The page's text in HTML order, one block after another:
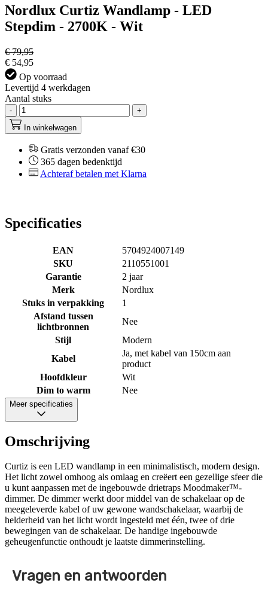
Nordlux Curtiz Wandlamp - LED
Stepdim - 2700K - Wit
€ 79,95
€ 54,95
Op voorraad
Levertijd 4 werkdagen
Aantal stuks
-
+
In winkelwagen
Gratis verzonden vanaf €30
365 dagen bedenktijd
Achteraf betalen met Klarna
Specificaties
EAN
5704924007149
SKU
2110551001
Garantie
2 jaar
Merk
Nordlux
Stuks in verpakking
1
Afstand tussen
lichtbronnen
Nee
Stijl
Modern
Kabel
Ja, met kabel van 150cm aan
product
Hoofdkleur
Wit
Dim to warm
Nee
Meer specificaties
Omschrijving
Curtiz is een LED wandlamp in een minimalistisch, modern design.
Het licht zowel omhoog als omlaag en creëert een gezellige sfeer die
u kunt aanpassen met de ingebouwde drietraps Moodmaker™-
dimmer. De dimmer werkt door middel van de schakelaar op de
meegeleverde kabel of uw gewone wandschakelaar, waarbij de
helderheid van het licht wordt ingesteld met één, twee of drie
bewegingen van de schakelaar. De handige ingebouwde
geheugenfunctie onthoudt je laatste dimmerinstelling.
Vragen en antwoorden